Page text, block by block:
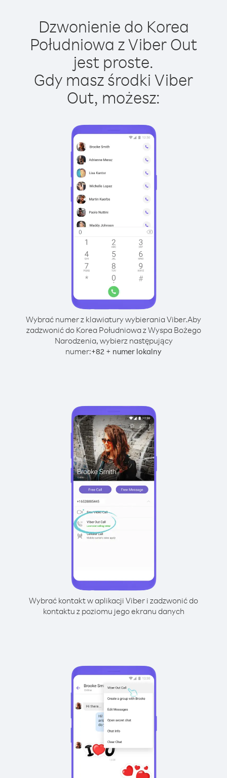
Dzwonienie do Korea
Południowa z Viber Out
jest proste.
Gdy masz środki Viber
Out, możesz:
Wybrać numer z klawiatury wybierania Viber.Aby
zadzwonić do Korea Południowa z Wyspa Bożego
Narodzenia, wybierz następujący
numer:+82 + numer lokalny
Wybrać kontakt w aplikacji Viber i zadzwonić do
kontaktu z poziomu jego ekranu danych